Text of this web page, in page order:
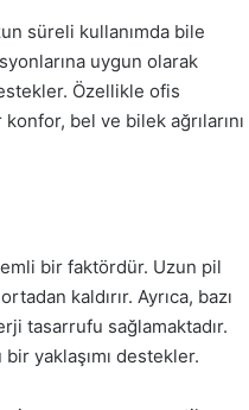
süreli kullanımda bile
uygun olarak
Özellikle ofis
bel ve bilek ağrılarını
bir faktördür. Uzun pil
kaldırır. Ayrıca, bazı
tasarrufu sağlamaktadır.
yaklaşımı destekler.